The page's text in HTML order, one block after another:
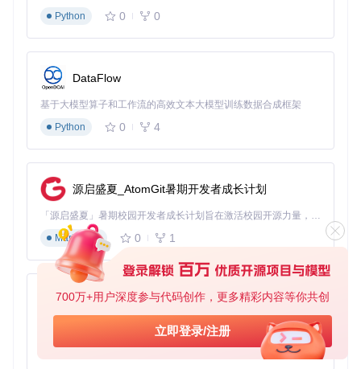
700万+用户深度参与代码创作，更多精彩内容等你共创
立即登录/注册
Python
0 0
DataFlow
基于大模型算子和工作流的高效文本大模型训练数据合成框架
Python
0 4
源启盛夏_AtomGit暑期开发者成长计划
「源启盛夏」暑期校园开发者成长计划旨在激活校园开源力量，通过积分激励、认证扶持、资源倾斜等形式，引导高校组织和开发者完成「入驻 — 建项目 — 做贡献 — 获认证 — 得资源」的完整闭环。无论你是想带领社团入驻平台的组织者，还是希望用代码贡献证明自己的开发者，都能在这里找到属于你的成长路径。
Markdown
0 1
py-xiaozhi
基于Python的Xiaozhi AI，适用于想要完整Xiaozhi体验而无需拥有专用硬件的用户。
Python
0 1